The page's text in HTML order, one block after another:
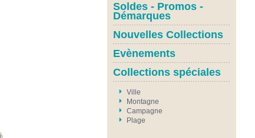
Soldes - Promos -
Démarques
Nouvelles Collections
Evènements
Collections spéciales
Ville
Montagne
Campagne
Plage